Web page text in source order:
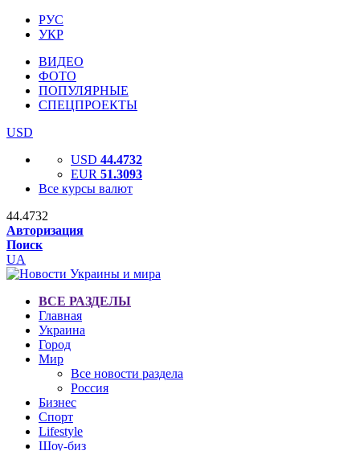
РУС
УКР
ВИДЕО
ФОТО
ПОПУЛЯРНЫЕ
СПЕЦПРОЕКТЫ
USD
USD 44.4732
EUR 51.3093
Все курсы валют
44.4732
Авторизация
Поиск
UA
ВСЕ РАЗДЕЛЫ
Главная
Украина
Город
Мир
Все новости раздела
Россия
Бизнес
Спорт
Lifestyle
Шоу-биз